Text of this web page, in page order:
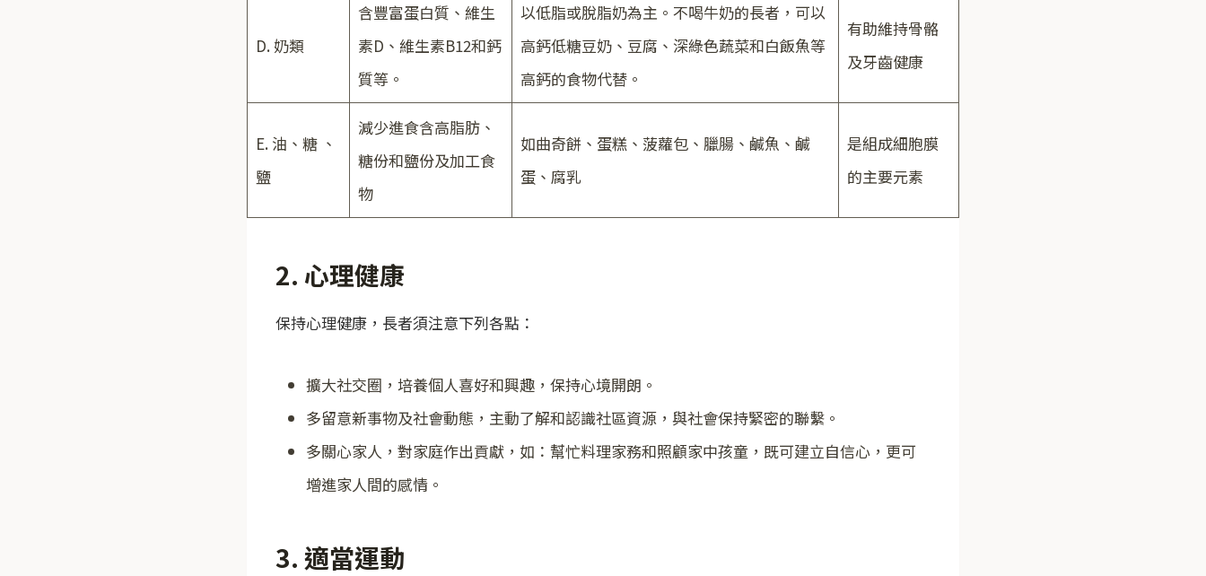
D. 奶類
含豐富蛋白質、維生
素D、維生素B12和鈣
質等。
以低脂或脫脂奶為主。不喝牛奶的長者，可以
高鈣低糖豆奶、豆腐、深綠色蔬菜和白飯魚等
高鈣的食物代替。
有助維持骨骼
及牙齒健康
E. 油、糖 、
鹽
減少進食含高脂肪、
糖份和鹽份及加工食
物
如曲奇餅、蛋糕、菠蘿包、臘腸、鹹魚、鹹
蛋、腐乳
是組成細胞膜
的主要元素
2. 心理健康
保持心理健康，長者須注意下列各點：
擴大社交圈，培養個人喜好和興趣，保持心境開朗。
多留意新事物及社會動態，主動了解和認識社區資源，與社會保持緊密的聯繫。
多關心家人，對家庭作出貢獻，如：幫忙料理家務和照顧家中孩童，既可建立自信心，更可
增進家人間的感情。
3. 適當運動